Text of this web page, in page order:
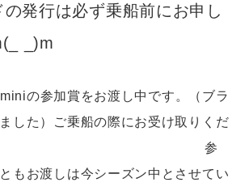
の発行は必ず乗船前にお申し
_)m
の参加賞をお渡し中です。（ブラ
した）ご乗船の際にお受け取りくだ
(^○^)♪ 参
もお渡しは今シーズン中とさせてい